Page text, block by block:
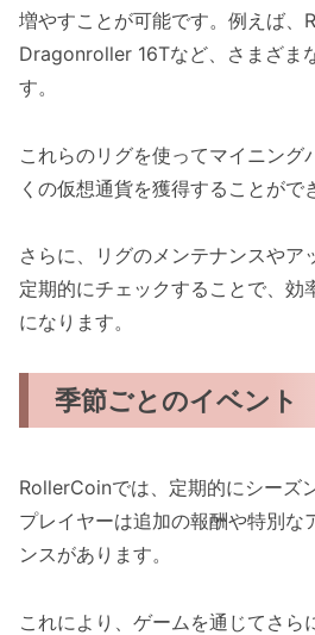
増やすことが可能です。例えば、
Dragonroller 16Tなど、さまざま
す。
これらのリグを使ってマイニング
くの仮想通貨を獲得することがで
さらに、リグのメンテナンスやア
定期的にチェックすることで、効
になります。
季節ごとのイベント
RollerCoinでは、定期的にシーズ
プレイヤーは追加の報酬や特別な
ンスがあります。
これにより、ゲームを通じてさら